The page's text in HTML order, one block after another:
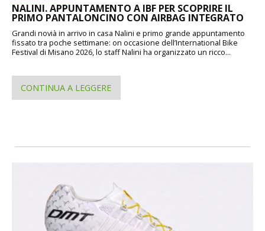
NALINI. APPUNTAMENTO A IBF PER SCOPRIRE IL
PRIMO PANTALONCINO CON AIRBAG INTEGRATO
Grandi novià in arrivo in casa Nalini e primo grande appuntamento
fissato tra poche settimane: on occasione dell’International Bike
Festival di Misano 2026, lo staff Nalini ha organizzato un ricco...
CONTINUA A LEGGERE